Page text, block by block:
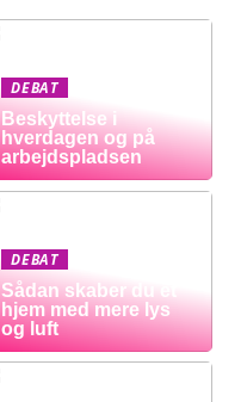
DEBAT
Beskyttelse i
hverdagen og på
arbejdspladsen
DEBAT
Sådan skaber du et
hjem med mere lys
og luft